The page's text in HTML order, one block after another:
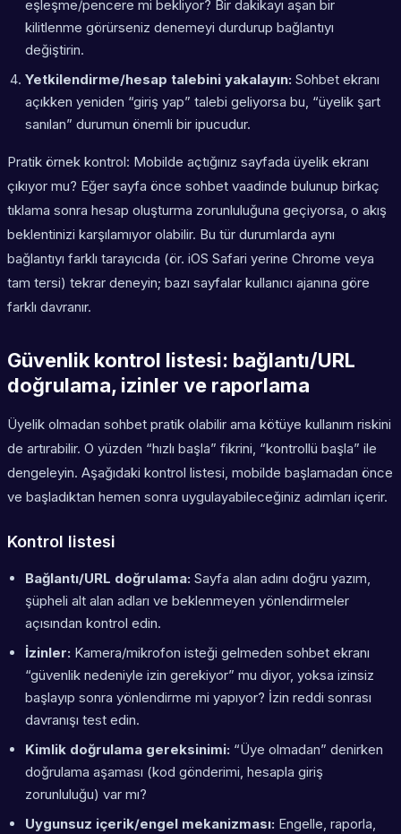
eşleşme/pencere mi bekliyor? Bir dakikayı aşan bir
kilitlenme görürseniz denemeyi durdurup bağlantıyı
değiştirin.
Yetkilendirme/hesap talebini yakalayın: Sohbet ekranı
açıkken yeniden “giriş yap” talebi geliyorsa bu, “üyelik şart
sanılan” durumun önemli bir ipucudur.
Pratik örnek kontrol: Mobilde açtığınız sayfada üyelik ekranı
çıkıyor mu? Eğer sayfa önce sohbet vaadinde bulunup birkaç
tıklama sonra hesap oluşturma zorunluluğuna geçiyorsa, o akış
beklentinizi karşılamıyor olabilir. Bu tür durumlarda aynı
bağlantıyı farklı tarayıcıda (ör. iOS Safari yerine Chrome veya
tam tersi) tekrar deneyin; bazı sayfalar kullanıcı ajanına göre
farklı davranır.
Güvenlik kontrol listesi: bağlantı/URL
doğrulama, izinler ve raporlama
Üyelik olmadan sohbet pratik olabilir ama kötüye kullanım riskini
de artırabilir. O yüzden “hızlı başla” fikrini, “kontrollü başla” ile
dengeleyin. Aşağıdaki kontrol listesi, mobilde başlamadan önce
ve başladıktan hemen sonra uygulayabileceğiniz adımları içerir.
Kontrol listesi
Bağlantı/URL doğrulama: Sayfa alan adını doğru yazım,
şüpheli alt alan adları ve beklenmeyen yönlendirmeler
açısından kontrol edin.
İzinler: Kamera/mikrofon isteği gelmeden sohbet ekranı
“güvenlik nedeniyle izin gerekiyor” mu diyor, yoksa izinsiz
başlayıp sonra yönlendirme mi yapıyor? İzin reddi sonrası
davranışı test edin.
Kimlik doğrulama gereksinimi: “Üye olmadan” denirken
doğrulama aşaması (kod gönderimi, hesapla giriş
zorunluluğu) var mı?
Uygunsuz içerik/engel mekanizması: Engelle, raporla,